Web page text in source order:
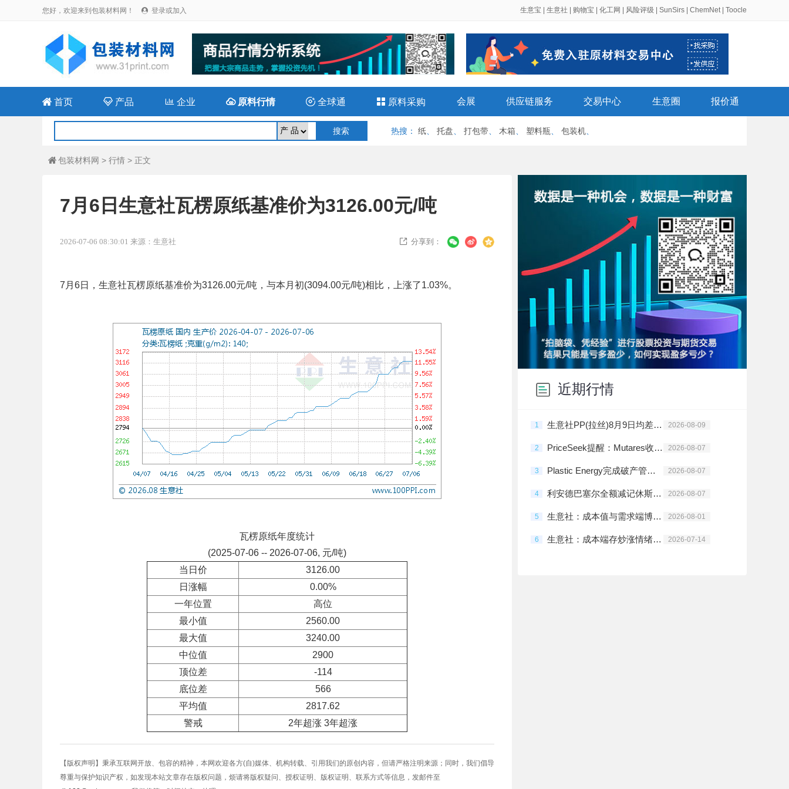
您好，欢迎来到包装材料网！  登录或加入 生意宝 生意社 购物宝 化工网 风险评级 SunSirs ChemNet| Toocle
 首页  产品 企业 原料行情  全球通  原料采购 会展 供应链服务 交易中心 生意圈 报价通
热搜 ： 纸 托盘 打包带 木箱 塑料瓶 包装机
 包装材料网 > 行情 > 正文
7月6日生意社瓦楞原纸基准价为3126.00元/吨
2026-07-06 08:30:01 来源：生意社  分享到：
7月6日，生意社瓦楞原纸基准价为3126.00元/吨，与本月初(3094.00元/吨)相比，上涨了1.03%。
瓦楞原纸年度统计
(2025-07-06 -- 2026-07-06, 元/吨)
当日价
3126.00
日涨幅
0.00%
一年位置
高位
最小值
2560.00
最大值
3240.00
中位值
2900
顶位差
-114
底位差
566
平均值
2817.62
警戒
2年超涨 3年超涨
【版权声明】秉承互联网开放、包容的精神，本网欢迎各方(自)媒体、机构转载、引用我们的原创内容，但请严格注明来源；同时，我们倡导
尊重与保护知识产权，如发现本站文章存在版权问题，烦请将版权疑问、授权证明、版权证明、联系方式等信息，发邮件至
近期行情
1 生意社PP(拉丝)8月9日均差为-132.34元/吨 由负向扩大转为缩小 2026-08-09
2 PriceSeek提醒：Mutares收购SABIC欧美工塑业务 新公司运营 2026-08-07
3 Plastic Energy完成破产管理程序重组 2026-08-07
4 利安德巴塞尔全额减记休斯顿Cyclyx循环中心投资 2026-08-07
5 生意社：成本值与需求端博弈 7月PP涨后盘整 2026-08-01
6 生意社：成本端存炒涨情绪 7月上半PP强势反弹 2026-07-14